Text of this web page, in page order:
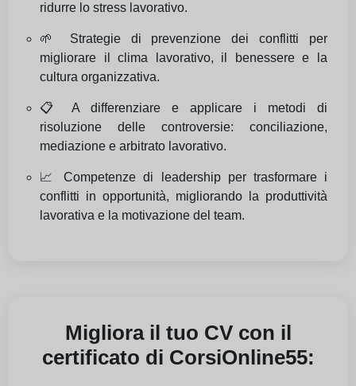
ridurre lo stress lavorativo.
🌱 Strategie di prevenzione dei conflitti per
migliorare il clima lavorativo, il benessere e la
cultura organizzativa.
📋 A differenziare e applicare i metodi di
risoluzione delle controversie: conciliazione,
mediazione e arbitrato lavorativo.
📈 Competenze di leadership per trasformare i
conflitti in opportunità, migliorando la produttività
lavorativa e la motivazione del team.
Migliora il tuo CV con il
certificato di CorsiOnline55: